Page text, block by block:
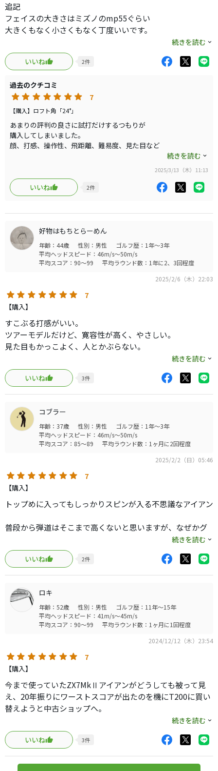
追記
フェイスの大きさはミズノのmp55ぐらい
大きくもなく小さくもなく丁度いいです。
抜けが良くなる工夫がしてあり
何方向にも微妙にラウンドしてまして
5回鍛造とアルミニウムメダリオンは
くせになる打感です。
レンジのボールだと硬く感じ
それほど良いとは思えませんが
コースで激変します。
高さも距離もスピンも適度な寛容さを
アイアン迷ってる方にオススメしたい
続きを読む
いいね
2件
過去のクチコミ
7
【購入】ロフト角「24°」
あまりの評判の良さに試打だけするつもりが
購入してしまいました。
顔、打感、操作性、飛距離、難易度、見た目など
実力があるそんなアイアンです。
馴染みのないコブラというメーカーですが
その後、4番とGも追加購入してしまいました。
素晴らしいアイアンです。
続きを読む
2025/3/13（木）11:13
いいね 2件
好物はもちとらーめん
年齢：44歳 性別：男性
ゴルフ歴：1年～3年
平均ヘッドスピード：46m/s～50m/s
平均スコア：90～99
平均ラウンド数：1年に2、3回程度
2025/2/6（木）22:03
7
【購入】
すこぶる打感がいい。
ツアーモデルだけど、寛容性が高く、やさしい。
見た目もかっこよく、人とかぶらない。
打感については、遊びで買ったミズノのマッスルアイアン
MP-5と遜色ないぐらいにいい！(軍配はMP-5ですが)
ドライバーHSが47ぐらいの私だと、mosus115 S で、7番
キャリー165ぐらいで落下角度が50度ぐらい。とても理想。
価格は高いが、長い付き合いになることを考えると問題な
し。
このアイアンはほんとにいい！
続きを読む
いいね
3件
コブラー
年齢：37歳 性別：男性
ゴルフ歴：1年～3年
平均ヘッドスピード：46m/s～50m/s
平均スコア：85～89
平均ラウンド数：1ヶ月に2回程度
2025/2/2（日）05:46
7
【購入】
トップめに入ってもしっかりスピンが入る不思議なアイアン
普段から弾道はそこまで高くないと思いますが、なぜかグ
打感も抜群。
背面のインサートのおかげでミスショット時の打感の悪さ
も抑えてくれてます。
飛距離はロフトなりですが
ラフからでもそこまで飛距離が落ちないのが驚き
とにかく不思議なアイアンですが最高です。
カスタムオーダーの幅はめちゃくちゃ広いですが、吊るし
だととシャフトが950neoとモーダス115しか無く選択肢が
少ないのが難点。
続きを読む
いいね
2件
ロキ
年齢：52歳 性別：男性
ゴルフ歴：11年～15年
平均ヘッドスピード：41m/s～45m/s
平均スコア：90～99
平均ラウンド数：1ヶ月に1回程度
2024/12/12（木）23:54
7
【購入】
今まで使っていたZX7MkⅡアイアンがどうしても被って見
え、20年振りにワーストスコアが出たのを機にT200に買い
替えようと中古ショップへ。
ところがたまたま隣にあったこのKING TOURアイアンに一
目惚れしてしまい、コブラは全く眼中になかったにもかか
わらず思わず衝動買いしてしまいました。
続きを読む
いいね
3件